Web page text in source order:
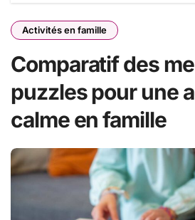
Activités en famille
Comparatif des
puzzles pour une
calme en famille